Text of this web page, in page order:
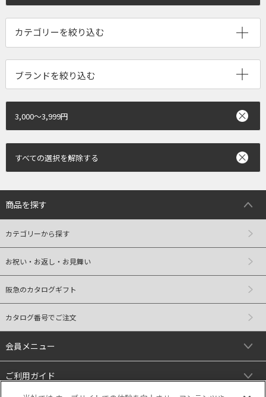
ブランドを絞り込む
3,000～3,999円
すべての選択を解除する
商品を探す
カテゴリーから探す
お祝い・お返し・お見舞い
阪急のカタログギフト
カタログ番号でご注文
会員メニュー
ご利用ガイド